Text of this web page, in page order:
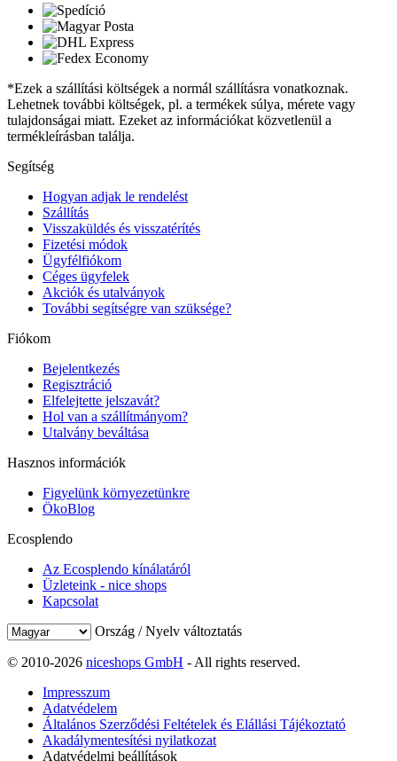
*Ezek a szállítási költségek a normál szállításra vonatkoznak.
Lehetnek további költségek, pl. a termékek súlya, mérete vagy
tulajdonságai miatt. Ezeket az információkat közvetlenül a
termékleírásban találja.
Segítség
Hogyan adjak le rendelést
Szállítás
Visszaküldés és visszatérítés
Fizetési módok
Ügyfélfiókom
Céges ügyfelek
Akciók és utalványok
További segítségre van szüksége?
Fiókom
Bejelentkezés
Regisztráció
Elfelejtette jelszavát?
Hol van a szállítmányom?
Utalvány beváltása
Hasznos információk
Figyelünk környezetünkre
ÖkoBlog
Ecosplendo
Az Ecosplendo kínálatáról
Üzleteink - nice shops
Kapcsolat
Ország / Nyelv változtatás
© 2010-2026 niceshops GmbH - All rights reserved.
Impresszum
Adatvédelem
Általános Szerződési Feltételek és Elállási Tájékoztató
Akadálymentesítési nyilatkozat
Adatvédelmi beállítások